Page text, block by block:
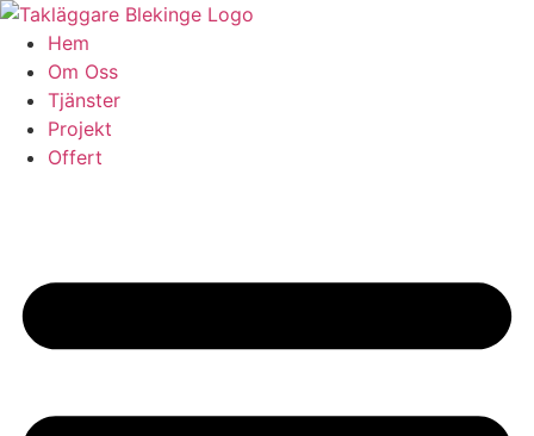
Skip
content
Hem
Om Oss
Tjänster
Projekt
Offert